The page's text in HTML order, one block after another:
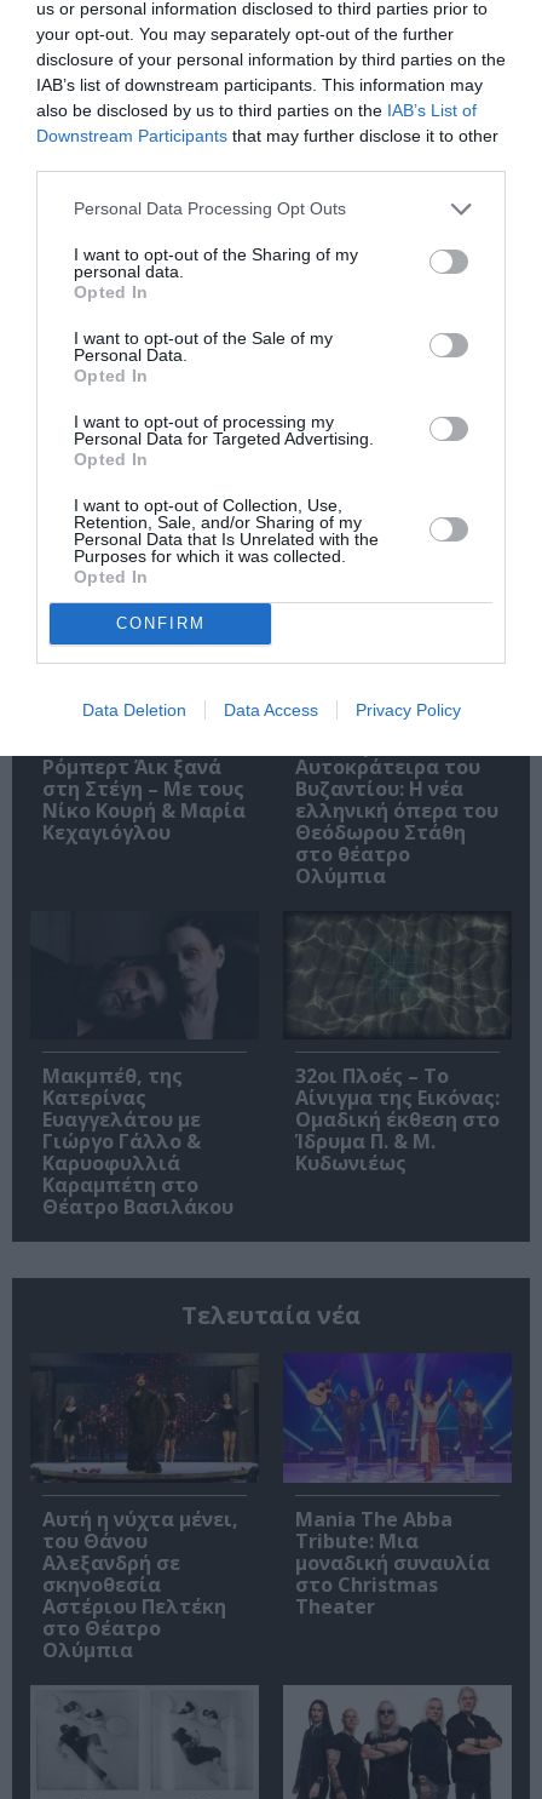
us or personal information disclosed to third parties prior to
your opt-out. You may separately opt-out of the further
disclosure of your personal information by third parties on the
IAB’s list of downstream participants. This information may
also be disclosed by us to third parties on the IAB’s List of
Downstream Participants that may further disclose it to other
Personal Data Processing Opt Outs
I want to opt-out of the Sharing of my
personal data.
Opted In
I want to opt-out of the Sale of my
Personal Data.
Opted In
I want to opt-out of processing my
Personal Data for Targeted Advertising.
Opted In
I want to opt-out of Collection, Use,
Retention, Sale, and/or Sharing of my
Personal Data that Is Unrelated with the
Purposes for which it was collected.
Opted In
CONFIRM
Data Deletion Data Access Privacy Policy
Πολιτισμό στοCulturenow.gr
Νέοι Διαγωνισμοί❯
την Τέχνη και τον Πολιτισμό!
Δημοφιλή Άρθρα
Ρόμπερτ Άικ ξανά
στη Στέγη – Με τους
Νίκο Κουρή & Μαρία
Κεχαγιόγλου
Αυτοκράτειρα του
Βυζαντίου: Η νέα
ελληνική όπερα του
Θεόδωρου Στάθη
στο θέατρο
Ολύμπια
Μακμπέθ, της
Κατερίνας
Ευαγγελάτου με
Γιώργο Γάλλο &
Καρυοφυλλιά
Καραμπέτη στο
Θέατρο Βασιλάκου
32οι Πλοές – Το
Αίνιγμα της Εικόνας:
Ομαδική έκθεση στο
Ίδρυμα Π. & Μ.
Κυδωνιέως
Τελευταία νέα
Αυτή η νύχτα μένει,
του Θάνου
Αλεξανδρή σε
σκηνοθεσία
Αστέριου Πελτέκη
στο Θέατρο
Ολύμπια
Mania The Abba
Tribute: Μια
μοναδική συναυλία
στο Christmas
Theater